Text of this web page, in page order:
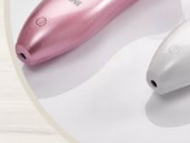
quan tâm
spa lựa chọn